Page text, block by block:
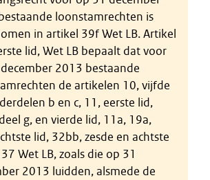
loonstamrechten is
in artikel 39f Wet LB. Artikel
lid, Wet LB bepaalt dat voor
2013 bestaande
de artikelen 10, vijfde
b en c, 11, eerste lid,
g, en vierde lid, 11a, 19a,
lid, 32bb, zesde en achtste
37 Wet LB, zoals die op 31
2013 luidden, alsmede de